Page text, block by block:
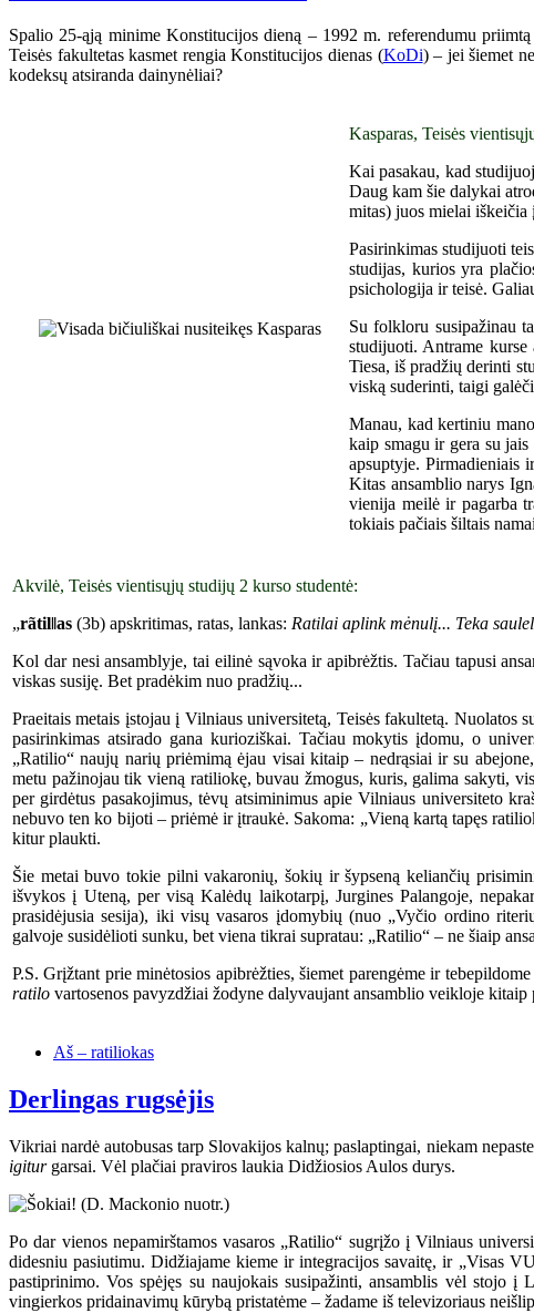
Spalio 25-ąją minime Konstitucijos dieną – 1992 m. referendumu
Teisės fakultetas kasmet rengia Konstitucijos dienas (KoDi) – jei šiemet
kodeksų atsiranda dainynėliai?
Kasparas, Teisės
Kai pasakau, kad
Daug kam šie dalykai
mitas) juos mielai
Pasirinkimas studijuoti
studijas, kurios yra
psichologija ir teisė.
Su folkloru susipažinau
studijuoti. Antrame
Tiesa, iš pradžių derinti
viską suderinti, taigi
Manau, kad kertiniu
kaip smagu ir gera su
apsuptyje. Pirmadieniais
Kitas ansamblio narys
vienija meilė ir pagarba
tokiais pačiais šiltais
Akvilė, Teisės vientisųjų studijų 2 kurso studentė:
„rãtil‖as (3b) apskritimas, ratas, lankas: Ratilai aplink mėnulį... Teka
Kol dar nesi ansamblyje, tai eilinė sąvoka ir apibrėžtis. Tačiau tapusi
viskas susiję. Bet pradėkim nuo pradžių...
Praeitais metais įstojau į Vilniaus universitetą, Teisės fakultetą.
pasirinkimas atsirado gana kurioziškai. Tačiau mokytis įdomu, o
„Ratilio“ naujų narių priėmimą ėjau visai kitaip – nedrąsiai ir su
metu pažinojau tik vieną ratiliokę, buvau žmogus, kuris, galima sakyti,
per girdėtus pasakojimus, tėvų atsiminimus apie Vilniaus universiteto
nebuvo ten ko bijoti – priėmė ir įtraukė. Sakoma: „Vieną kartą tapęs
kitur plaukti.
Šie metai buvo tokie pilni vakaronių, šokių ir šypseną keliančių
išvykos į Uteną, per visą Kalėdų laikotarpį, Jurgines Palangoje,
prasidėjusia sesija), iki visų vasaros įdomybių (nuo „Vyčio ordino
galvoje susidėlioti sunku, bet viena tikrai supratau: „Ratilio“ – ne šiaip
P.S. Grįžtant prie minėtosios apibrėžties, šiemet parengėme ir
ratilo vartosenos pavyzdžiai žodyne dalyvaujant ansamblio veikloje
Aš – ratiliokas
Derlingas rugsėjis
Vikriai nardė autobusas tarp Slovakijos kalnų; paslaptingai, niekam
igiturgarsai. Vėl plačiai praviros laukia Didžiosios Aulos durys.
Po dar vienos nepamirštamos vasaros „Ratilio“ sugrįžo į Vilniaus
didesniu pasiutimu. Didžiajame kieme ir integracijos savaitę, ir „Visas
pastiprinimo. Vos spėjęs su naujokais susipažinti, ansamblis vėl stojo
vingierkos pridainavimų kūrybą pristatėme – žadame iš televizoriaus